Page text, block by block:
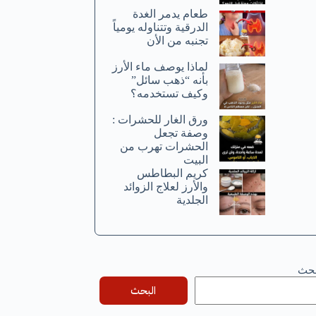
طعام يدمر الغدة
الدرقية وتتناوله يومياً
تجنبه من الأن
لماذا يوصف ماء الأرز
بأنه “ذهب سائل”
وكيف تستخدمه؟
ورق الغار للحشرات :
وصفة تجعل
الحشرات تهرب من
البيت
كريم البطاطس
والأرز لعلاج الزوائد
الجلدية
البحث